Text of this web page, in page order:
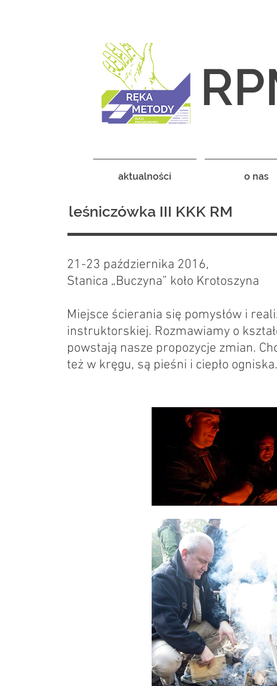
aktualności o nas
leśniczówka III KKK RM
21-23 października 2016,
Stanica „Buczyna” koło Krotoszyna
Miejsce ścierania się pomysłów i
instruktorskiej. Rozmawiamy o
powstają nasze propozycje zmian.
też w kręgu, są pieśni i ciepło ogniska.